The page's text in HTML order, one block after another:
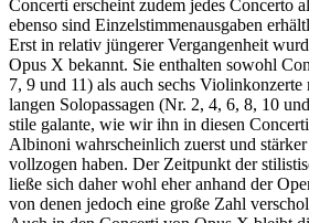
Concerti erscheint zudem jedes Concerto
ebenso sind Einzelstimmenausgaben
Erst in relativ jüngerer Vergangenheit
Opus X bekannt. Sie enthalten sowohl
7, 9 und 11) als auch sechs
langen Solopassagen (Nr. 2, 4, 6, 8, 10
stile galante, wie wir ihn in diesen
Albinoni wahrscheinlich zuerst und
vollzogen haben. Der Zeitpunkt der
ließe sich daher wohl eher anhand der
von denen jedoch eine große Zahl